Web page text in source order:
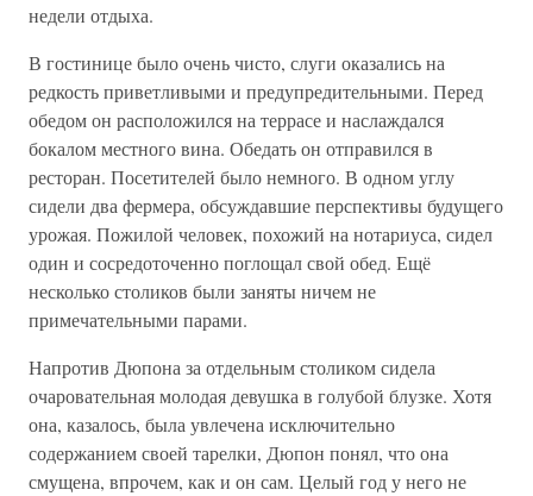
недели отдыха.
В гостинице было очень чисто, слуги оказались на
редкость приветливыми и предупредительными. Перед
обедом он расположился на террасе и наслаждался
бокалом местного вина. Обедать он отправился в
ресторан. Посетителей было немного. В одном углу
сидели два фермера, обсуждавшие перспективы будущего
урожая. Пожилой человек, похожий на нотариуса, сидел
один и сосредоточенно поглощал свой обед. Ещё
несколько столиков были заняты ничем не
примечательными парами.
Напротив Дюпона за отдельным столиком сидела
очаровательная молодая девушка в голубой блузке. Хотя
она, казалось, была увлечена исключительно
содержанием своей тарелки, Дюпон понял, что она
смущена, впрочем, как и он сам. Целый год у него не